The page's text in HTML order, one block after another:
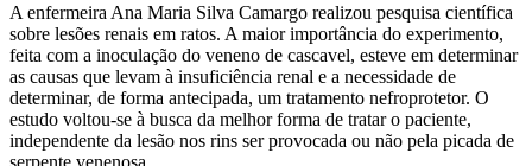
A enfermeira Ana Maria Silva Camargo realizou pesquisa científica
sobre lesões renais em ratos. A maior importância do experimento,
feita com a inoculação do veneno de cascavel, esteve em determinar
as causas que levam à insuficiência renal e a necessidade de
determinar, de forma antecipada, um tratamento nefroprotetor. O
estudo voltou-se à busca da melhor forma de tratar o paciente,
independente da lesão nos rins ser provocada ou não pela picada de
serpente venenosa.